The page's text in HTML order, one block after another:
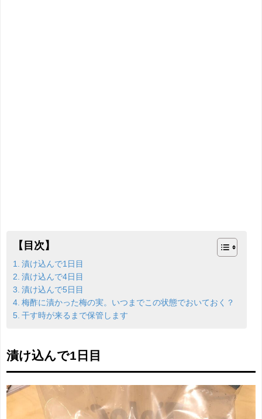
【目次】
漬け込んで1日目
漬け込んで4日目
漬け込んで5日目
梅酢に漬かった梅の実。いつまでこの状態でおいておく？
干す時が来るまで保管します
漬け込んで1日目